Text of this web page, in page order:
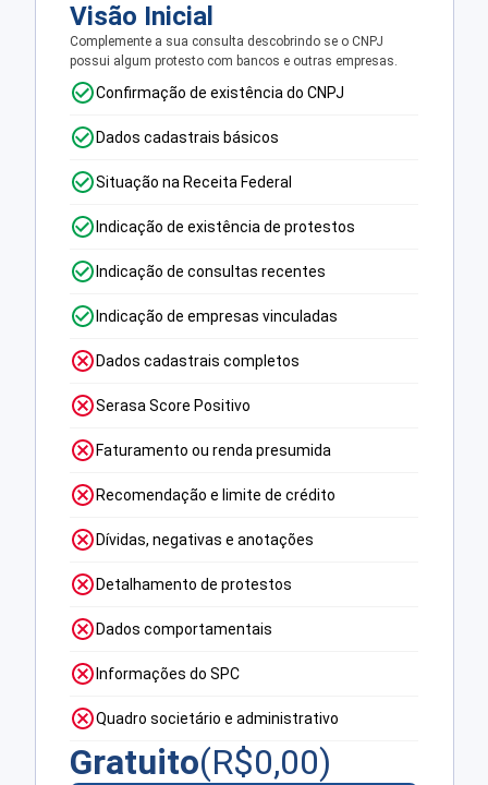
Visão Inicial
Complemente a sua consulta descobrindo se o CNPJ
possui algum protesto com bancos e outras empresas.
Confirmação de existência do CNPJ
Dados cadastrais básicos
Situação na Receita Federal
Indicação de existência de protestos
Indicação de consultas recentes
Indicação de empresas vinculadas
Dados cadastrais completos
Serasa Score Positivo
Faturamento ou renda presumida
Recomendação e limite de crédito
Dívidas, negativas e anotações
Detalhamento de protestos
Dados comportamentais
Informações do SPC
Quadro societário e administrativo
Gratuito(R$0,00)